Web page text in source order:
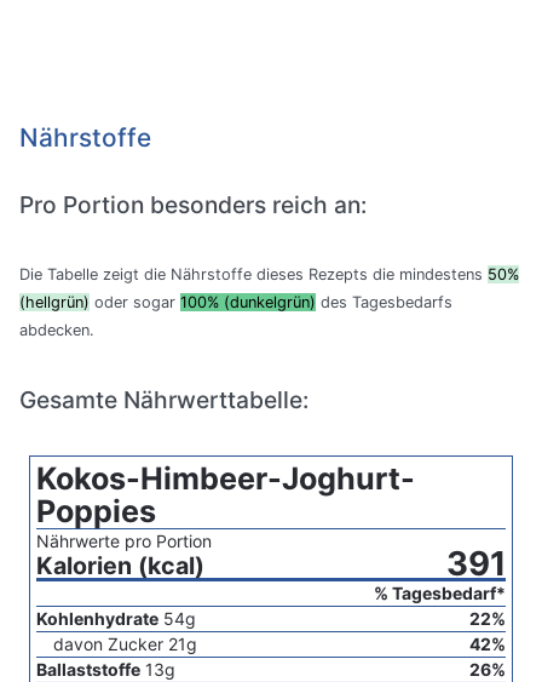
Nährstoffe
Pro Portion besonders reich an:
Die Tabelle zeigt die Nährstoffe dieses Rezepts die mindestens 50%
(hellgrün) oder sogar 100% (dunkelgrün) des Tagesbedarfs
abdecken.
Gesamte Nährwerttabelle:
Kokos-Himbeer-Joghurt-
Poppies
Nährwerte pro Portion
Kalorien (kcal) 391
% Tagesbedarf*
Kohlenhydrate 54g 22%
davon Zucker 21g 42%
Ballaststoffe 13g 26%